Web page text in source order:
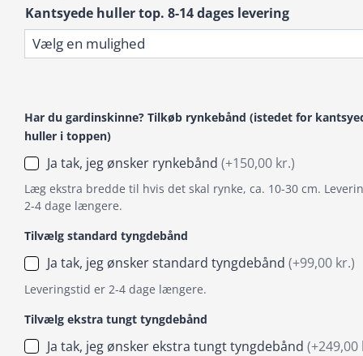
Kantsyede huller top. 8-14 dages levering
Har du gardinskinne? Tilkøb rynkebånd (istedet for
huller i toppen)
Ja tak, jeg ønsker rynkebånd (+150,00 kr.)
Læg ekstra bredde til hvis det skal rynke, ca. 10-30 cm.
2-4 dage længere.
Tilvælg standard tyngdebånd
Ja tak, jeg ønsker standard tyngdebånd (+99,00 kr.)
Leveringstid er 2-4 dage længere.
Tilvælg ekstra tungt tyngdebånd
Ja tak, jeg ønsker ekstra tungt tyngdebånd (+249,00